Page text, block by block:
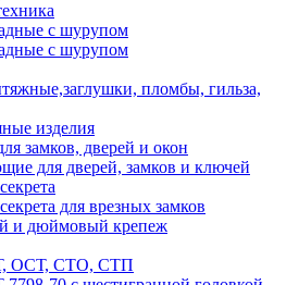
с шурупом
с шурупом
пломбы, гильза,
изделия
замков, дверей и окон
для дверей, замков и ключей
для врезных замков
и дюймовый крепеж
ОСТ, СТО, СТП